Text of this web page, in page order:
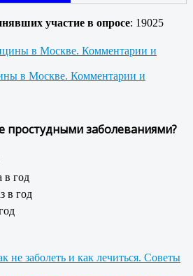
участие в опросе: 19025
в Москве. Комментарии и
простудными заболеваниями?
в год
в год